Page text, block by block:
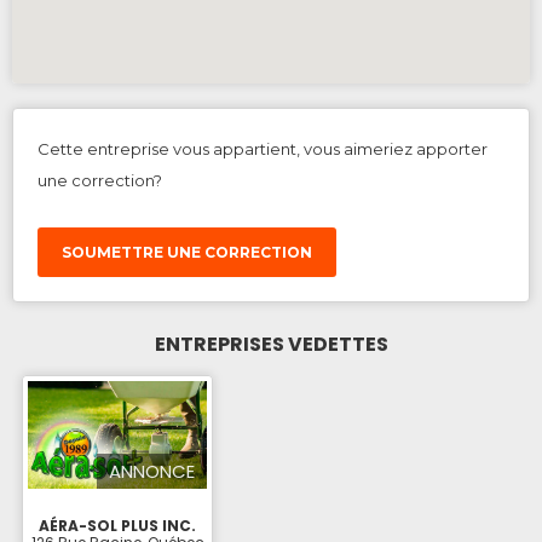
Cette entreprise vous appartient, vous aimeriez apporter
une correction?
SOUMETTRE UNE CORRECTION
ENTREPRISES VEDETTES
ANNONCE
AÉRA-SOL PLUS INC.